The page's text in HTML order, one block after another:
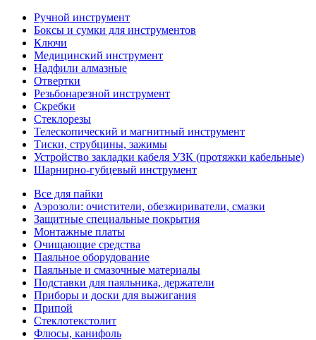
Ручной инструмент
Боксы и сумки для инструментов
Ключи
Медицинский инструмент
Надфили алмазные
Отвертки
Резьбонарезной инструмент
Скребки
Стеклорезы
Телескопический и магнитный инструмент
Тиски, струбцины, зажимы
Устройство закладки кабеля УЗК (протяжки кабельные)
Шарнирно-губцевый инструмент
Все для пайки
Аэрозоли: очистители, обезжириватели, смазки
Защитные специальные покрытия
Монтажные платы
Очищающие средства
Паяльное оборудование
Паяльные и смазочные материалы
Подставки для паяльника, держатели
Приборы и доски для выжигания
Припой
Стеклотекстолит
Флюсы, канифоль